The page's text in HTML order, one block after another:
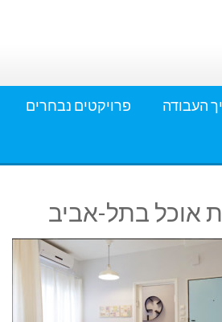
העבודה פרויקטים נבחרים
אוכל בתל-אביב